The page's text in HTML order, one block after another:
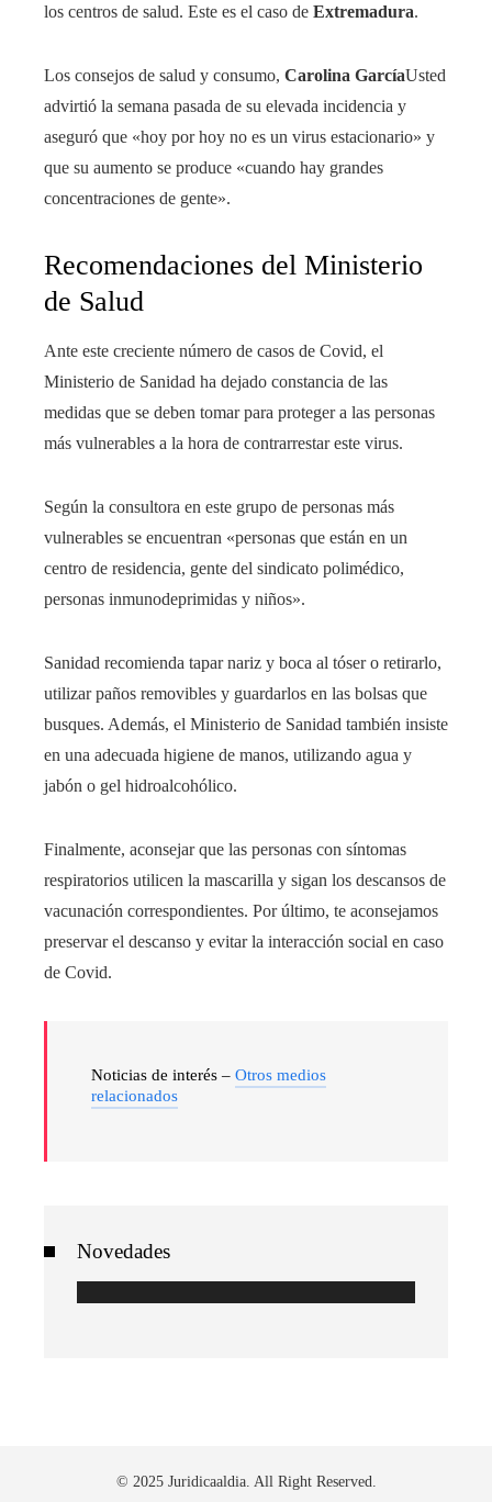
los centros de salud. Este es el caso de Extremadura.
Los consejos de salud y consumo, Carolina GarcíaUsted
advirtió la semana pasada de su elevada incidencia y
aseguró que «hoy por hoy no es un virus estacionario» y
que su aumento se produce «cuando hay grandes
concentraciones de gente».
Recomendaciones del Ministerio
de Salud
Ante este creciente número de casos de Covid, el
Ministerio de Sanidad ha dejado constancia de las
medidas que se deben tomar para proteger a las personas
más vulnerables a la hora de contrarrestar este virus.
Según la consultora en este grupo de personas más
vulnerables se encuentran «personas que están en un
centro de residencia, gente del sindicato polimédico,
personas inmunodeprimidas y niños».
Sanidad recomienda tapar nariz y boca al tóser o retirarlo,
utilizar paños removibles y guardarlos en las bolsas que
busques. Además, el Ministerio de Sanidad también insiste
en una adecuada higiene de manos, utilizando agua y
jabón o gel hidroalcohólico.
Finalmente, aconsejar que las personas con síntomas
respiratorios utilicen la mascarilla y sigan los descansos de
vacunación correspondientes. Por último, te aconsejamos
preservar el descanso y evitar la interacción social en caso
de Covid.
Noticias de interés – Otros medios
relacionados
Novedades
© 2025 Juridicaaldia. All Right Reserved.